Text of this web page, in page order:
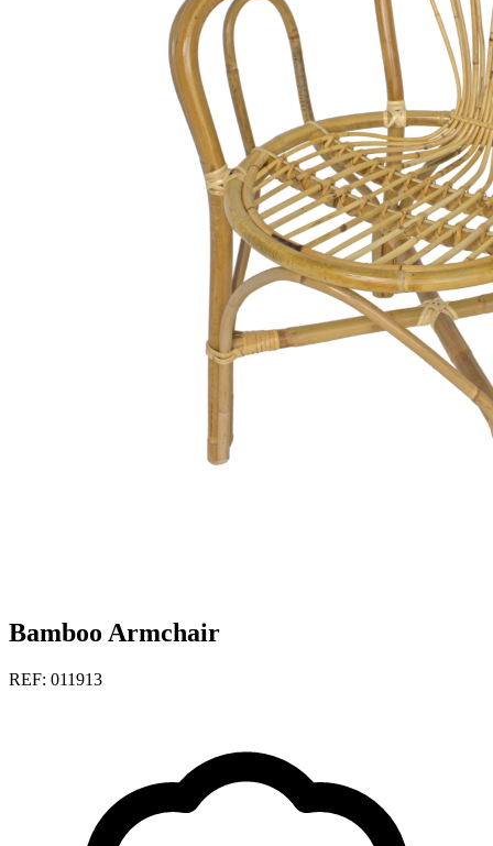
Bamboo Armchair
REF: 011913